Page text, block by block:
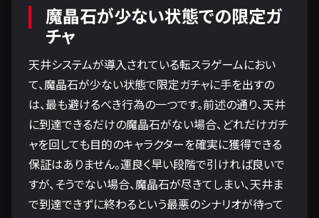
魔晶石が少ない状態での限定ガ
チャ
天井システムが導入されている転スラゲームにおい
て、魔晶石が少ない状態で限定ガチャに手を出すの
は、最も避けるべき行為の一つです。前述の通り、天井
に到達できるだけの魔晶石がない場合、どれだけガチ
ャを回しても目的のキャラクターを確実に獲得できる
保証はありません。運良く早い段階で引ければ良いで
すが、そうでない場合、魔晶石が尽きてしまい、天井ま
で到達できずに終わるという最悪のシナリオが待って